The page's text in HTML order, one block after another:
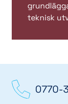
teknisk
0770-